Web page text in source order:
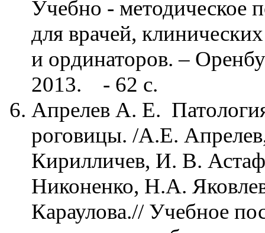
Учебно - методическое
для врачей,
и ординаторов. –
2013. - 62 с.
Апрелев А. Е.
роговицы. /А.Е.
Кирилличев, И. В.
Никоненко, Н.А.
Караулова.// Учебное